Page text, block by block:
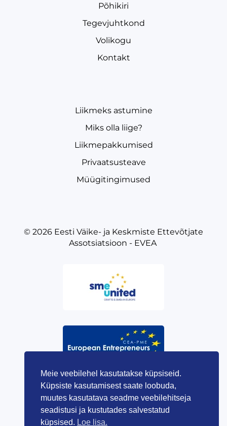
Põhikiri
Tegevjuhtkond
Volikogu
Kontakt
Liikmeks astumine
Miks olla liige?
Liikmepakkumised
Privaatsusteave
Müügitingimused
© 2026 Eesti Väike- ja Keskmiste Ettevõtjate
Assotsiatsioon - EVEA
Meie veebilehel kasutatakse küpsiseid.
Küpsiste kasutamisest saate loobuda,
muutes kasutatava seadme veebilehitseja
seadistusi ja kustutades salvestatud
küpsised. Loe lisa.